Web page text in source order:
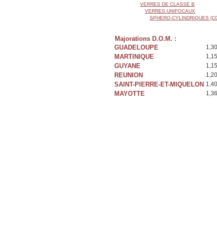
VERRES DE CLASSE B
VERRES UNIFOCAUX
SPHERO-CYLINDRIQUES
Majorations D.O.M. :
GUADELOUPE
MARTINIQUE
GUYANE
REUNION
SAINT-PIERRE-ET-MIQUELON
MAYOTTE